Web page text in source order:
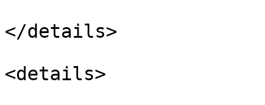
</details>
<details>